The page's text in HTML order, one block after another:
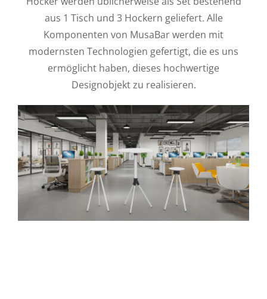
aus 1 Tisch und 3 Hockern geliefert. Alle
Komponenten von MusaBar werden mit
modernsten Technologien gefertigt, die es uns
ermöglicht haben, dieses hochwertige
Designobjekt zu realisieren.